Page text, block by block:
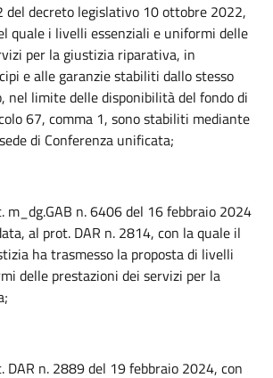
del decreto legislativo 10 ottobre 2022,
quale i livelli essenziali e uniformi delle
per la giustizia riparativa, in
e alle garanzie stabiliti dallo stesso
nel limite delle disponibilità del fondo di
67, comma 1, sono stabiliti mediante
di Conferenza unificata;
m_dg.GAB n. 6406 del 16 febbraio 2024
al prot. DAR n. 2814, con la quale il
ha trasmesso la proposta di livelli
delle prestazioni dei servizi per la
DAR n. 2889 del 19 febbraio 2024, con